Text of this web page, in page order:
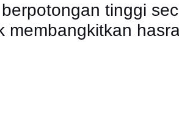
tinggi
membangkitkan